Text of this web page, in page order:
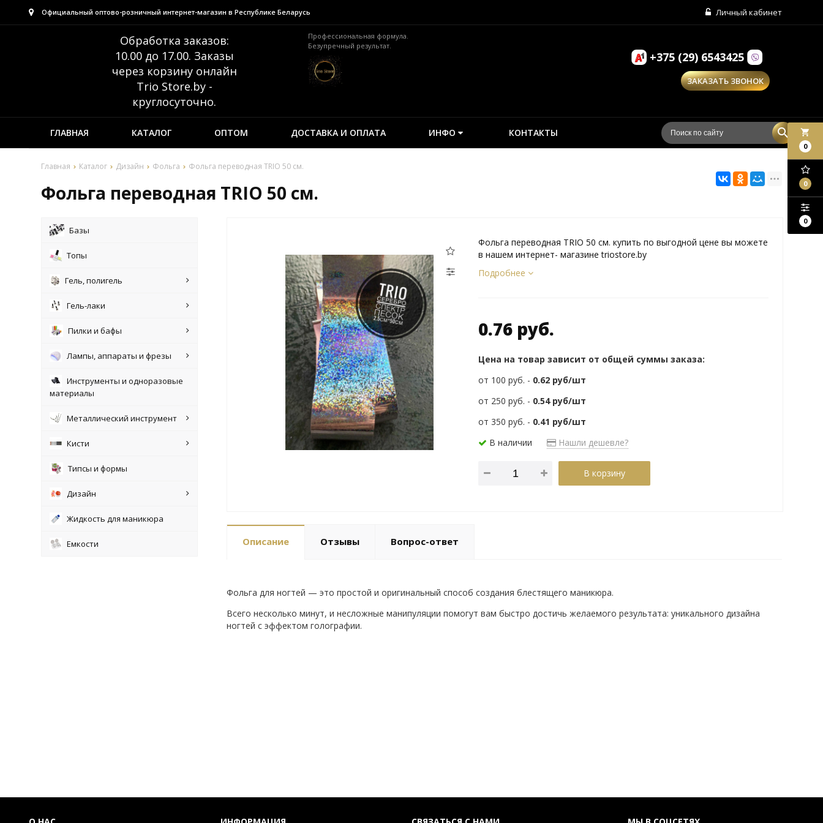
Официальный оптово-розничный интернет-магазин в Республике Беларусь Личный кабинет
Обработка заказов:
10.00 до 17.00. Заказы
через корзину онлайн
Trio Store.by -
круглосуточно.
Профессиональная формула.
Безупречный результат.
ЗАКАЗАТЬ ЗВОНОК
+375 (29) 6543425
ГЛАВНАЯ КАТАЛОГ ОПТОМ ДОСТАВКА И ОПЛАТА ИНФО КОНТАКТЫ
Главная Каталог Дизайн Фольга Фольга переводная TRIO 50 см.
Фольга переводная TRIO 50 см.
local_grocery_store
0
0
0
Базы
Топы
Гель, полигель
Гель-лаки
Пилки и бафы
Лампы, аппараты и фрезы
Инструменты и одноразовые
материалы
Металлический инструмент
Кисти
Типсы и формы
Дизайн
Жидкость для маникюра
Емкости
Фольга переводная TRIO 50 см. купить по выгодной цене вы можете
в нашем интернет- магазине triostore.by
Подробнее
0.76 руб.
Цена на товар зависит от общей суммы заказа:
от 100 руб. - 0.62 руб/шт
от 250 руб. - 0.54руб/шт
от 350 руб. - 0.41 руб/шт
В наличии
Нашли дешевле?
В корзину
Описание Отзывы Вопрос-ответ
Фольга для ногтей — это простой и оригинальный способ создания блестящего маникюра.
Всего несколько минут, и несложные манипуляции помогут вам быстро достичь желаемого результата: уникального дизайна
ногтей с эффектом голографии.